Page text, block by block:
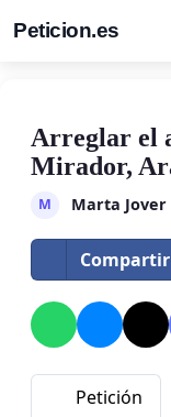
Peticion.es
Arreglar el
Mirador,
M Marta Jover
Petición